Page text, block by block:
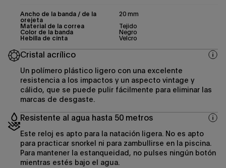
Ancho de la banda / de la
orejeta
20 mm
Material de la correa
Tejido
Color de la banda Negro
Hebilla de cinta Velcro
Cristal acrílico
Un polímero plástico ligero con una excelente
resistencia a los impactos y un aspecto vintage y
cálido, que se puede pulir fácilmente para eliminar las
marcas de desgaste.
Resistente al agua hasta 50 metros
Este reloj es apto para la natación ligera. No es apto
para practicar snorkel ni para zambullirse en la piscina.
Para mantener la estanqueidad, no pulses ningún botón
mientras estés bajo el agua.